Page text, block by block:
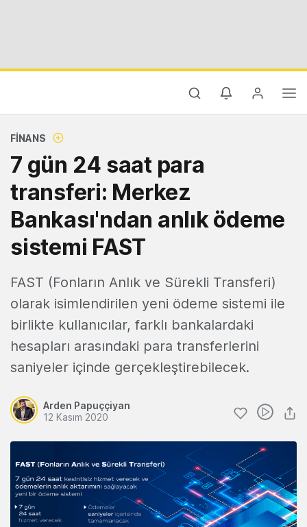
FINANS
7 gün 24 saat para
transferi: Merkez
Bankası'ndan anlık ödeme
sistemi FAST
FAST (Fonların Anlık ve Sürekli Transferi)
olarak isimlendirilen yeni ödeme sistemi ile
birlikte kullanıcılar, farklı bankalardaki
hesapları arasındaki para transferlerini
saniyeler içinde gerçekleştirebilecek.
Arden Papuççiyan
12 Kasım 2020